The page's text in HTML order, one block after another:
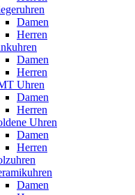
Damen
Herren
Damen
Herren
Uhren
Damen
Herren
Uhren
Damen
Herren
Damen